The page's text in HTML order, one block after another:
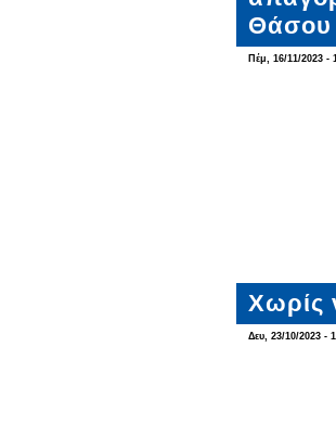
Θάσου
Πέμ, 16/11/2023 -
Χωρίς
Δευ, 23/10/2023 -